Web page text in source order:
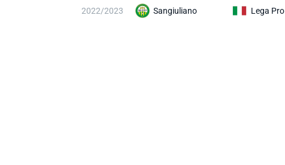
2022/2023 Sangiuliano Lega Pro